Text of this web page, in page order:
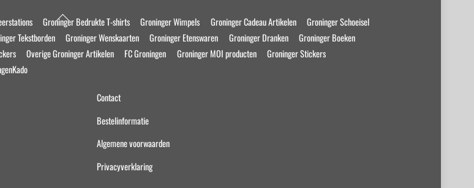
Back
To
Groninger Bedrukte T-shirts Groninger Wimpels Groninger Cadeau Artikelen
Groninger Schoeisel
Tekstborden Groninger Wenskaarten Groninger Etenswaren Groninger Dranken
Groninger Boeken
Overige Groninger Artikelen FC Groningen Groninger MOI producten
Groninger Stickers
Contact
Bestelinformatie
Algemene voorwaarden
Privacyverklaring